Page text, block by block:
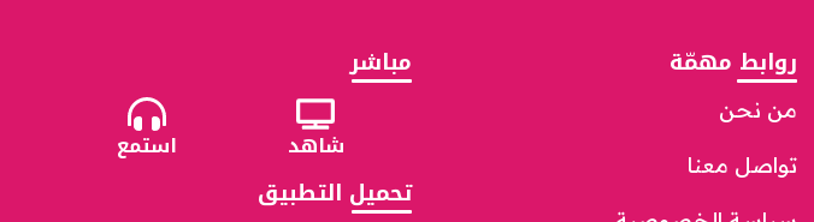
روابط مهمّة
من نحن
تواصل معنا
مباشر
شاهد استمع
تحميل التطبيق